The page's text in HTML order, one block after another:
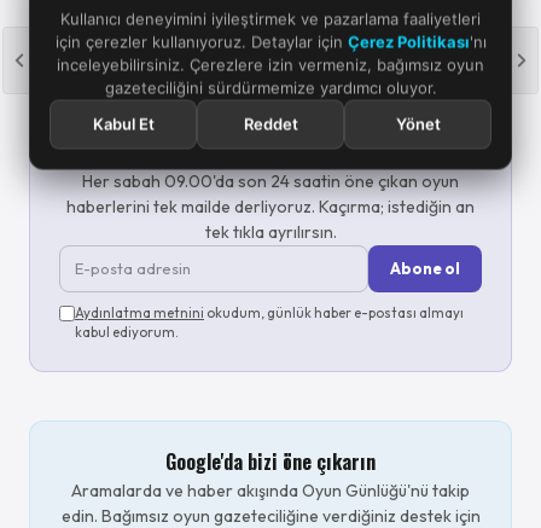
Kullanıcı deneyimini iyileştirmek ve pazarlama faaliyetleri
için çerezler kullanıyoruz. Detaylar için Çerez Politikası'nı
inceleyebilirsiniz. Çerezlere izin vermeniz, bağımsız oyun
gazeteciliğini sürdürmemize yardımcı oluyor.
Kabul Et
Reddet Yönet
satın alma işlemi yaparsanız, küçük bir komisyon alabiliriz.Yayın
politikamızı okuyun.
Günün oyun haberleri e-postana gelsin
Her sabah 09.00'da son 24 saatin öne çıkan oyun
haberlerini tek mailde derliyoruz. Kaçırma; istediğin an
tek tıkla ayrılırsın.
Abone ol
Aydınlatma metnini okudum, günlük haber e-postası almayı
kabul ediyorum.
Google'da bizi öne çıkarın
Aramalarda ve haber akışında Oyun Günlüğü'nü takip
edin. Bağımsız oyun gazeteciliğine verdiğiniz destek için